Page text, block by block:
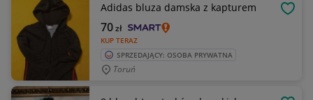
Adidas bluza damska z kapturem
KUP TERAZ
70zł
SPRZEDAJĄCY: OSOBA PRYWATNA
Toruń